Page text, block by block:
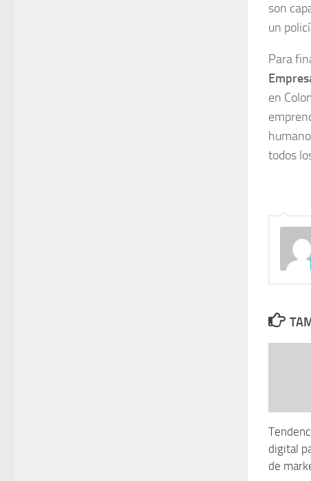
son
un
Para
en
todos
digital
de